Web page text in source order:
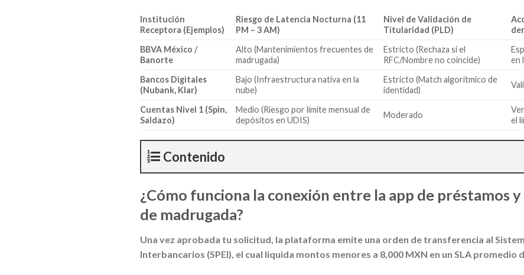
Institución
Receptora (Ejemplos)
Riesgo de Latencia Nocturna (11
PM – 3 AM)
Nivel de Validación de
Titularidad (PLD)
BBVA México /
Banorte
Alto (Mantenimientos frecuentes de
madrugada)
Estricto (Rechaza si el
RFC/Nombre no coincide)
en
Bancos Digitales
(Nubank, Klar)
Bajo (Infraestructura nativa en la
nube)
Estricto (Match algorítmico de
identidad)
Cuentas Nivel 1 (Spin,
Saldazo)
Medio (Riesgo por límite mensual de
depósitos en UDIS)
Moderado
el
Contenido
¿Cómo funciona la conexión entre la app de préstamos
de madrugada?
Una vez aprobada tu solicitud, la plataforma emite una orden de transferencia al
Interbancarios (SPEI), el cual liquida montos menores a 8,000 MXN en un SLA promedio